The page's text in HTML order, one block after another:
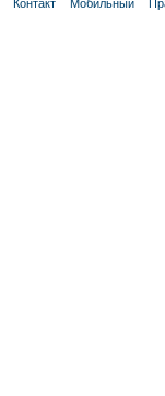
Контакт Мобильный